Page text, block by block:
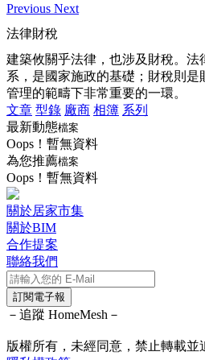
Previous Next
法律財稅
建築攸關乎法律，也涉及財稅。法
系，是國家施政的基礎；財稅則
管理的範疇下非常重要的一環。
文章 型錄 廠商 相簿 系列
最新動態檔案
Oops！暫無資料
為您推薦檔案
Oops！暫無資料
關於居家市集
關於BIM
合作提案
聯絡我們
訂閱電子報
－追蹤 HomeMesh－
版權所有，未經同意，禁止轉載並